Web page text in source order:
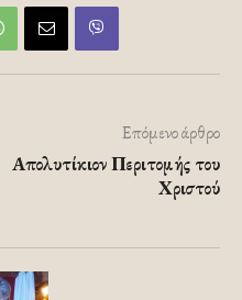
Επόμενο άρθρο
Απολυτίκιον Περιτομής του
Χριστού